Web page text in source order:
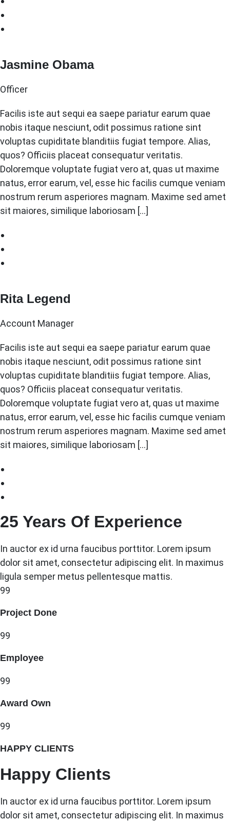
Jasmine Obama
Officer
Facilis iste aut sequi ea saepe pariatur earum quae
nobis itaque nesciunt, odit possimus ratione sint
voluptas cupiditate blanditiis fugiat tempore. Alias,
quos? Officiis placeat consequatur veritatis.
Doloremque voluptate fugiat vero at, quas ut maxime
natus, error earum, vel, esse hic facilis cumque veniam
nostrum rerum asperiores magnam. Maxime sed amet
sit maiores, similique laboriosam […]
Rita Legend
Account Manager
Facilis iste aut sequi ea saepe pariatur earum quae
nobis itaque nesciunt, odit possimus ratione sint
voluptas cupiditate blanditiis fugiat tempore. Alias,
quos? Officiis placeat consequatur veritatis.
Doloremque voluptate fugiat vero at, quas ut maxime
natus, error earum, vel, esse hic facilis cumque veniam
nostrum rerum asperiores magnam. Maxime sed amet
sit maiores, similique laboriosam […]
25 Years Of Experience
In auctor ex id urna faucibus porttitor. Lorem ipsum
dolor sit amet, consectetur adipiscing elit. In maximus
ligula semper metus pellentesque mattis.
99
Project Done
99
Employee
99
Award Own
99
HAPPY CLIENTS
Happy Clients
In auctor ex id urna faucibus porttitor. Lorem ipsum
dolor sit amet, consectetur adipiscing elit. In maximus